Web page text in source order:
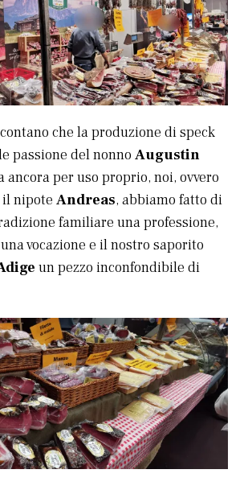
che la produzione di speck
passione del nonno Augustin
ancora per uso proprio, noi, ovvero
il nipote Andreas, abbiamo fatto di
familiare una professione,
vocazione e il nostro saporito
un pezzo inconfondibile di